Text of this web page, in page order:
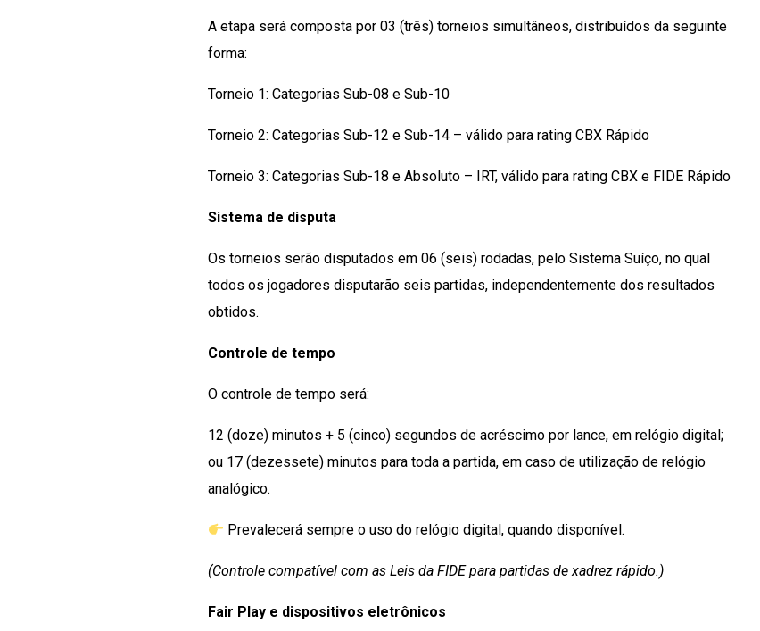
A etapa será composta por 03 (três) torneios simultâneos, distribuídos da seguinte
forma:
Torneio 1: Categorias Sub-08 e Sub-10
Torneio 2: Categorias Sub-12 e Sub-14 – válido para rating CBX Rápido
Torneio 3: Categorias Sub-18 e Absoluto – IRT, válido para rating CBX e FIDE Rápido
Sistema de disputa
Os torneios serão disputados em 06 (seis) rodadas, pelo Sistema Suíço, no qual
todos os jogadores disputarão seis partidas, independentemente dos resultados
obtidos.
Controle de tempo
O controle de tempo será:
12 (doze) minutos + 5 (cinco) segundos de acréscimo por lance, em relógio digital;
ou 17 (dezessete) minutos para toda a partida, em caso de utilização de relógio
analógico.
Prevalecerá sempre o uso do relógio digital, quando disponível.
(Controle compatível com as Leis da FIDE para partidas de xadrez rápido.)
Fair Play e dispositivos eletrônicos